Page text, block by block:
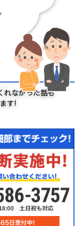
れなかった話も
す!